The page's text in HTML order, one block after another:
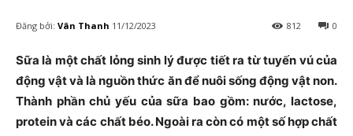
Đăng bởi: Vân Thanh 11/12/2023 0
812
Sữa là một chất lỏng sinh lý được tiết ra từ tuyến vú của
động vật và là nguồn thức ăn để nuôi sống động vật non.
Thành phần chủ yếu của sữa bao gồm: nước, lactose,
protein và các chất béo. Ngoài ra còn có một số hợp chất